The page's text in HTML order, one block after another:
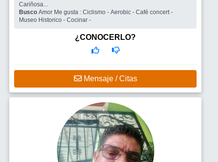
Cariñosa...
Busco Amor Me gusta : Ciclismo - Aerobic - Café concert -
Museo Historico - Cocinar -
¿CONOCERLO?
Mensaje / Citas